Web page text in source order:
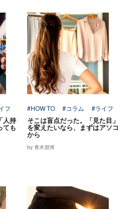
フ
人持
ても
#HOW TO #コラム #ライフ
そこは盲点だった。「見た目」
を変えたいなら、まずはアソコ
から
by 青木朋博